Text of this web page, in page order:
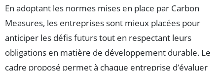
En adoptant les normes mises en place par Carbon
Measures, les entreprises sont mieux placées pour
anticiper les défis futurs tout en respectant leurs
obligations en matière de développement durable. Le
cadre proposé permet à chaque entreprise d’évaluer